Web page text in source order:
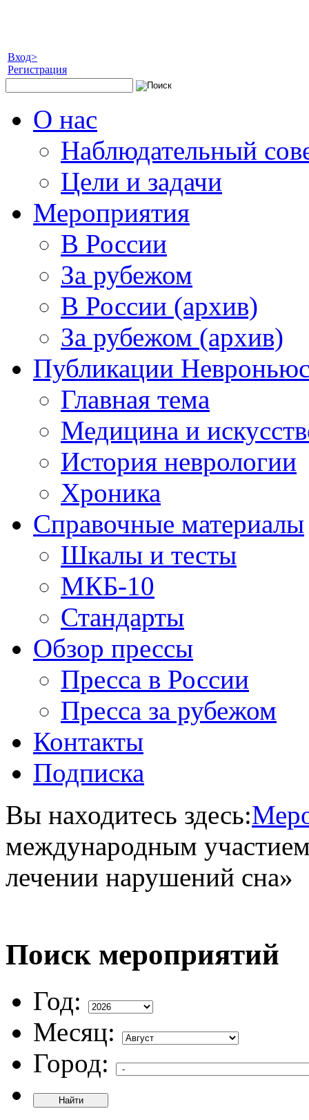
Вход>
Регистрация
О нас
Наблюдательный
Цели и задачи
Мероприятия
В России
За рубежом
В России (архив)
За рубежом (архив)
Публикации
Главная тема
Медицина и
История неврологии
Хроника
Справочные материалы
Шкалы и тесты
МКБ-10
Стандарты
Обзор прессы
Пресса в России
Пресса за рубежом
Контакты
Подписка
Вы находитесь здесь:
международным
лечении нарушений сна»
Поиск мероприятий
Год:
Месяц:
Город:
Найти